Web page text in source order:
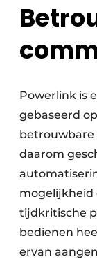
Powerlink is
gebaseerd
daarom
mogelijkheid
tijdkritische
bedienen
ervan